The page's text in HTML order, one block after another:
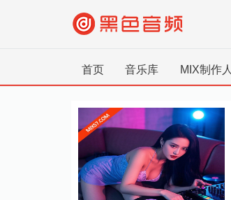
首页 音乐库 MIX制作人